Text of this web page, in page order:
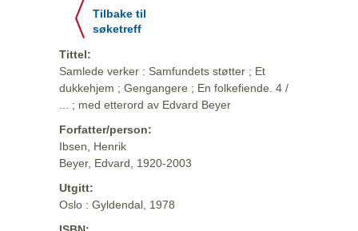
Tilbake til
søketreff
Tittel:
Samlede verker : Samfundets støtter ; Et
dukkehjem ; Gengangere ; En folkefiende. 4 /
... ; med etterord av Edvard Beyer
Forfatter/person:
Ibsen, Henrik
Beyer, Edvard, 1920-2003
Utgitt:
Oslo : Gyldendal, 1978